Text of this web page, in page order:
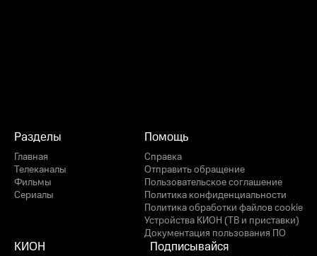
Разделы
Главная
Телеканалы
Фильмы
Сериалы
Помощь
Справка
Отправить обращение
Пользовательское соглашение
Политика конфиденциальности
Политика обработки файлов cookie
Устройства КИОН (ТВ и приставки)
Документация пользования ПО
КИОН Подписывайся